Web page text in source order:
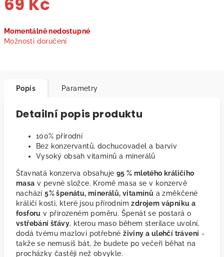
cena:
Momentálně nedostupné
Možnosti doručení
Popis Parametry
Detailní popis produktu
100% přírodní
Bez konzervantů, dochucovadel a barviv
Vysoký obsah vitamínů a minerálů
Šťavnatá konzerva obsahuje 95 % mletého králičího
masa v pevné složce. Kromě masa se v konzervě
nachází5% špenátu, minerálů, vitamínů a změkčené
králičí kosti, které jsou přírodnímzdrojem vápníku a
fosforu v přirozeném poměru. Špenát se postará o
vstřebání šťávy, kterou maso během sterilace uvolní,
dodá tvému mazlovi potřebnéživiny a ulehčí trávení -
takže se nemusíš bát, že budete po večeři běhat na
procházky častěji než obvykle.